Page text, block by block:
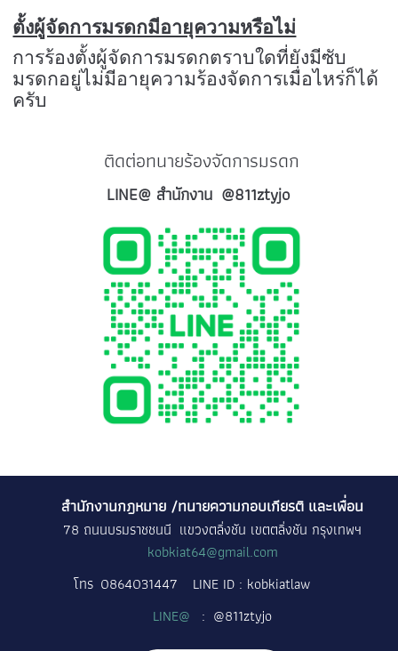
ตั้งผู้จัดการมรดกมีอายุความหรือไม่
การร้องตั้งผู้จัดการมรดกตราบใดที่ยังมีซับ
มรดกอยู่ไม่มีอายุความร้องจัดการเมื่อไหร่ก็ได้
ครับ
ติดต่อทนายร้องจัดการมรดก
LINE@ สำนักงาน @811ztyjo
สำนักงานกฎหมาย /ทนายความกอบเกียรติ และเพื่อน
78 ถนนบรมราชชนนี แขวงตลิ่งชัน เขตตลิ่งชัน กรุงเทพฯ
kobkiat64@gmail.com
โทร 0864031447
LINE ID : kobkiatlaw
LINE@ : @811ztyjo